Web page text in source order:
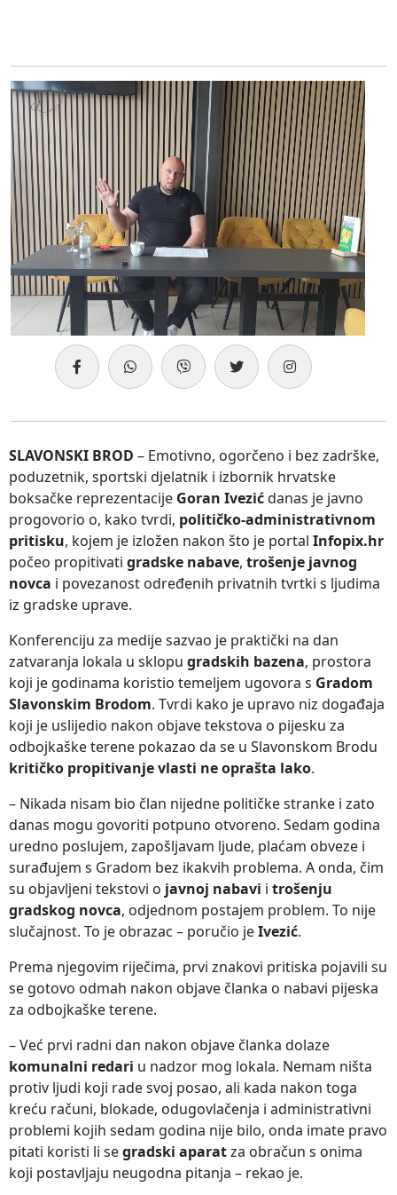
SLAVONSKI BROD – Emotivno, ogorčeno i bez zadrške,
poduzetnik, sportski djelatnik i izbornik hrvatske
boksačke reprezentacije Goran Ivezićdanas je javno
progovorio o, kako tvrdi, političko-administrativnom
pritisku, kojem je izložen nakon što je portal Infopix.hr
počeo propitivati gradske nabave, trošenje javnog
novca i povezanost određenih privatnih tvrtki s ljudima
iz gradske uprave.
Konferenciju za medije sazvao je praktički na dan
zatvaranja lokala u sklopu gradskih bazena, prostora
koji je godinama koristio temeljem ugovora s Gradom
Slavonskim Brodom. Tvrdi kako je upravo niz događaja
koji je uslijedio nakon objave tekstova o pijesku za
odbojkaške terene pokazao da se u Slavonskom Brodu
kritičko propitivanje vlasti ne oprašta lako.
– Nikada nisam bio član nijedne političke stranke i zato
danas mogu govoriti potpuno otvoreno. Sedam godina
uredno poslujem, zapošljavam ljude, plaćam obveze i
surađujem s Gradom bez ikakvih problema. A onda, čim
su objavljeni tekstovi o javnoj nabavi i trošenju
gradskog novca, odjednom postajem problem. To nije
slučajnost. To je obrazac – poručio jeIvezić.
Prema njegovim riječima, prvi znakovi pritiska pojavili su
se gotovo odmah nakon objave članka o nabavi pijeska
za odbojkaške terene.
– Već prvi radni dan nakon objave članka dolaze
komunalni redari u nadzor mog lokala. Nemam ništa
protiv ljudi koji rade svoj posao, ali kada nakon toga
kreću računi, blokade, odugovlačenja i administrativni
problemi kojih sedam godina nije bilo, onda imate pravo
pitati koristi li segradski aparatza obračun s onima
koji postavljaju neugodna pitanja – rekao je.